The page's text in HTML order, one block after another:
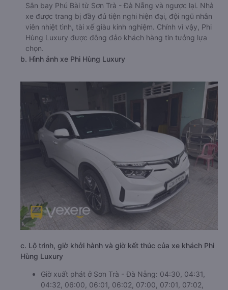
Sân bay Phú Bài từ Sơn Trà - Đà Nẵng và ngược lại. Nhà
xe được trang bị đầy đủ tiện nghi hiện đại, đội ngũ nhân
viên nhiệt tình, tài xế giàu kinh nghiệm. Chính vì vậy, Phi
Hùng Luxury được đông đảo khách hàng tin tưởng lựa
chọn.
b. Hình ảnh xe Phi Hùng Luxury
c. Lộ trình, giờ khởi hành và giờ kết thúc của xe khách Phi
Hùng Luxury
Giờ xuất phát ở Sơn Trà - Đà Nẵng: 04:30, 04:31,
04:32, 06:00, 06:01, 06:02, 07:00, 07:01, 07:02,